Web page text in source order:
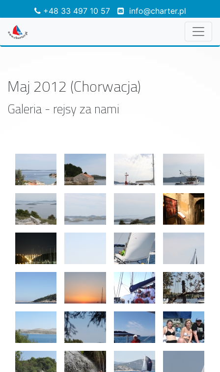
+48 33 497 10 57 info@charter.pl
Maj 2012 (Chorwacja)
Galeria - rejsy za nami